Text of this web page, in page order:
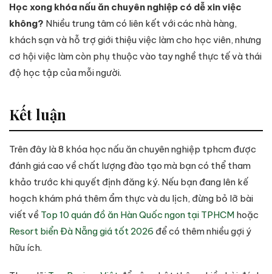
Học xong khóa nấu ăn chuyên nghiệp có dễ xin việc
không? Nhiều trung tâm có liên kết với các nhà hàng,
khách sạn và hỗ trợ giới thiệu việc làm cho học viên, nhưng
cơ hội việc làm còn phụ thuộc vào tay nghề thực tế và thái
độ học tập của mỗi người.
Kết luận
Trên đây là 8 khóa học nấu ăn chuyên nghiệp tphcm được
đánh giá cao về chất lượng đào tạo mà bạn có thể tham
khảo trước khi quyết định đăng ký. Nếu bạn đang lên kế
hoạch khám phá thêm ẩm thực và du lịch, đừng bỏ lỡ bài
viết về Top 10 quán đồ ăn Hàn Quốc ngon tại TPHCM hoặc
Resort biển Đà Nẵng giá tốt 2026 để có thêm nhiều gợi ý
hữu ích.